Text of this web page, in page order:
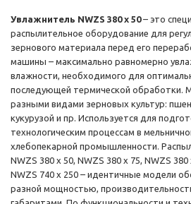
Увлажнитель NWZS 380 x 50– это
распылительное оборудование для
зернового материала перед его
машины – максимально равномерно
влажности, необходимого для
последующей термической обработки.
разными видами зерновых культур:
кукурузой и пр. Используется для
технологическим процессам в
хлебопекарной промышленности.
NWZS 380 x 50, NWZS 380 x 75, NWZS
NWZS 740 x 250 – идентичные модели
разной мощностью,